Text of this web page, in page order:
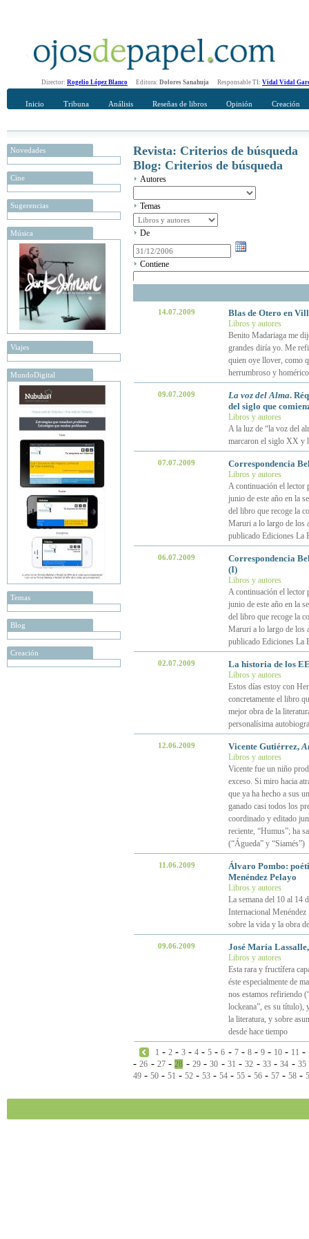
Director: Rogelio López Blanco Editora: Dolores Sanahuja Responsable TI: Vidal Vidal
Inicio Tribuna Análisis Reseñas de libros Opinión Creación
Novedades
Cine
Sugerencias
Música
Viajes
MundoDigital
Temas
Blog
Creación
Revista: Criterios de búsqueda
Blog: Criterios de búsqueda
Autores
Temas
De
Contiene
14.07.2009 Blas de Otero en
Libros y autores
Benito Madariaga me
grandes diría yo. Me
quien oye llover, como
herrumbroso y homérico
09.07.2009 La voz del Alma.
del siglo que
Libros y autores
A la luz de “la voz del
marcaron el siglo XX y
07.07.2009 Correspondencia
Libros y autores
A continuación el lector
junio de este año en la
del libro que recoge la
Maruri a lo largo de los
publicado Ediciones La
06.07.2009
Correspondencia
(I)
Libros y autores
A continuación el lector
junio de este año en la
del libro que recoge la
Maruri a lo largo de los
publicado Ediciones La
02.07.2009 La historia de los
Libros y autores
Estos días estoy con
concretamente el libro
mejor obra de la
personalísima
12.06.2009 Vicente Gutiérrez,
Libros y autores
Vicente fue un niño
exceso. Si miro hacia
que ya ha hecho a sus
ganado casi todos los
coordinado y editado
reciente, “Humus”; ha
(“Águeda” y “Siamés”)
11.06.2009
Álvaro Pombo:
Menéndez Pelayo
Libros y autores
La semana del 10 al 14
Internacional Menéndez
sobre la vida y la obra
09.06.2009 José María
Libros y autores
Esta rara y fructífera
éste especialmente de
nos estamos refiriendo
lockeana”, es su título),
la literatura, y sobre
desde hace tiempo
1 -2 -3 -4 -5 -6 - 7- 8- 9- 10- 11 -
-26 - 27- 28 - 29-30 - 31 -32 - 33-34 - 35
49 - 50 - 51 - 52 - 53 - 54 - 55 - 56 - 57 - 58 -